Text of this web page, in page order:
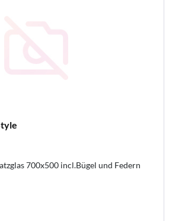
700x500 incl.Bügel und Federn